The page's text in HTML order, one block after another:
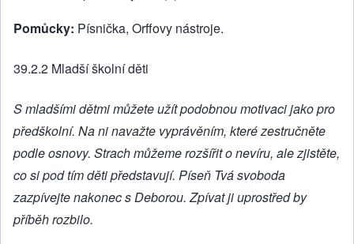
Pomůcky: Písnička, Orffovy nástroje.
39.2.2 Mladší školní děti
S mladšími dětmi můžete užít podobnou motivaci jako pro
předškolní. Na ni navažte vyprávěním, které zestručněte
podle osnovy. Strach můžeme rozšířit o nevíru, ale zjistěte,
co si pod tím děti představují. Píseň Tvá svoboda
zazpívejte nakonec s Deborou. Zpívat ji uprostřed by
příběh rozbilo.